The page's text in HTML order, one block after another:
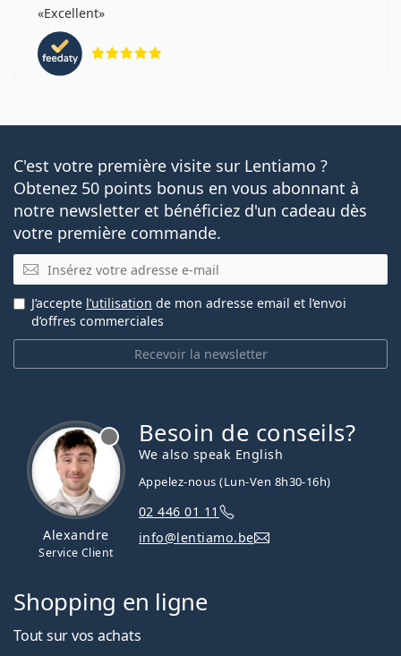
Excellent
C'est votre première visite sur Lentiamo ?
Obtenez 50 points bonus en vous abonnant à
notre newsletter et bénéficiez d'un cadeau dès
votre première commande.
E-mail
Recevoir la newsletter
J’accepte l’utilisation de mon adresse email et l’envoi
d’offres commerciales
Alexandre
Service Client
Besoin de conseils?
We also speak English
Appelez-nous (Lun-Ven 8h30-16h)
02 446 01 11
info@lentiamo.be
Shopping en ligne
Tout sur vos achats